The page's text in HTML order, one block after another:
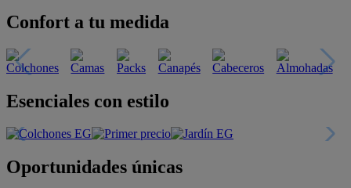
Confort a tu medida
Esenciales con estilo
Oportunidades únicas